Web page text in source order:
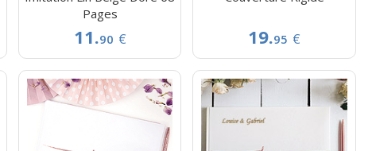
Pages
11.90 € 19.95 €